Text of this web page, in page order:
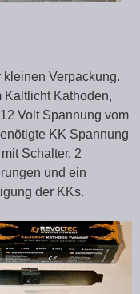
Verpackung.
Kaltlicht Kathoden,
Volt Spannung vom
KK Spannung
Schalter, 2
und ein
der KKs.